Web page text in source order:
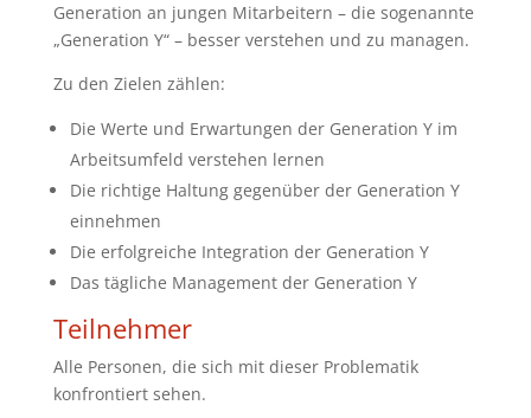
Generation an jungen Mitarbeitern – die sogenannte
„Generation Y“ – besser verstehen und zu managen.
Zu den Zielen zählen:
Die Werte und Erwartungen der Generation Y im
Arbeitsumfeld verstehen lernen
Die richtige Haltung gegenüber der Generation Y
einnehmen
Die erfolgreiche Integration der Generation Y
Das tägliche Management der Generation Y
Teilnehmer
Alle Personen, die sich mit dieser Problematik
konfrontiert sehen.